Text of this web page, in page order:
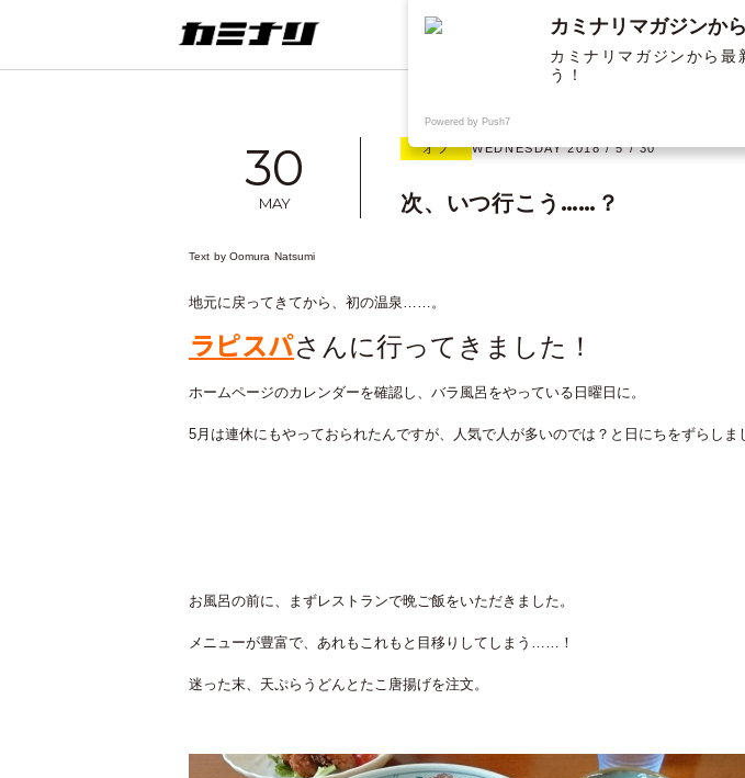
報センター様WEB
ABOUT US SERVICE
30
MAY
オフ WEDNESDAY 2018 / 5 / 30
次、いつ行こう……？
Text by Oomura Natsumi
地元に戻ってきてから、初の温泉……。
ラピスパさんに行ってきました！
ホームページのカレンダーを確認し、バラ風呂をやっている日曜日に。
5月は連休にもやっておられたんですが、人気で人が多いのでは？と日にちをずらしま
お風呂の前に、まずレストランで晩ご飯をいただきました。
メニューが豊富で、あれもこれもと目移りしてしまう……！
迷った末、天ぷらうどんとたこ唐揚げを注文。
カミナリマガジンか
カミナリマガジンから最
う！
Powered by Push7